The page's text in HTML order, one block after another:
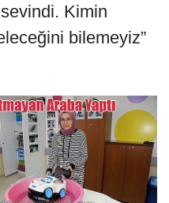
Kimin
bilemeyiz”